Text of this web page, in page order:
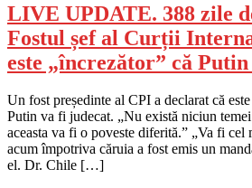
LIVE UPDATE. 388 zile
Fostul șef al Curții
este „încrezător” că
Un fost președinte al CPI a declarat că
Putin va fi judecat. „Nu există niciun
aceasta va fi o poveste diferită.” „Va fi cel
acum împotriva căruia a fost emis un
el. Dr. Chile […]